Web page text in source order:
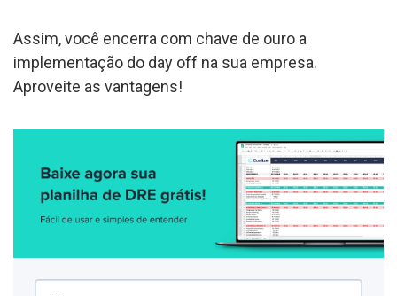
Assim, você encerra com chave de ouro a
implementação do day off na sua empresa.
Aproveite as vantagens!